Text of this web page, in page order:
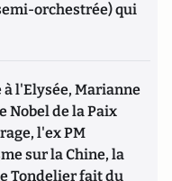
orchestrée) qui
l'Elysée, Marianne
Nobel de la Paix
l'ex PM
sur la Chine, la
Tondelier fait du